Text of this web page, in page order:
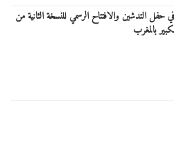
التدشين والافتتاح الرسمي للنسخة الثانية من
بالمغرب